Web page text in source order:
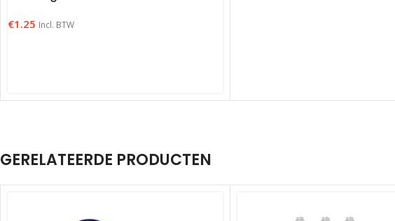
€1.25 Incl. BTW
GERELATEERDE PRODUCTEN